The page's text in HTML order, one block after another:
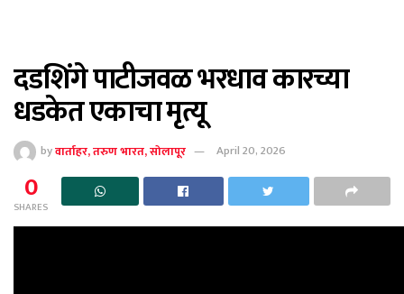
दडशिंगे पाटीजवळ भरधाव कारच्या
धडकेत एकाचा मृत्यू
byवार्ताहर, तरुण भारत, सोलापूर April 20, 2026
0
SHARES